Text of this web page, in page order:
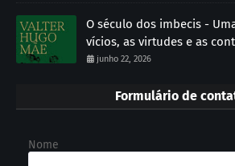
O século dos imbecis -
vícios, as virtudes e as
junho 22, 2026
Formulário de
Nome